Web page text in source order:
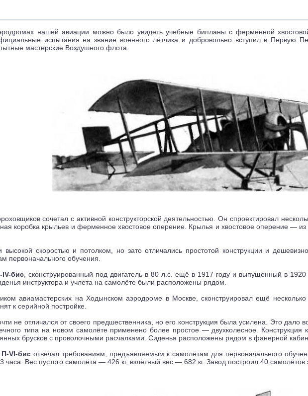
нашей авиации можно было увидеть учебные бипланы с ферменной
испытания на звание военного лётчика и добровольно вступил в Первую
мастерские Воздушного флота.
сочетал с активной конструкторской деятельностью. Он спроектировал
коробка крыльев и ферменное хвостовое оперение. Крылья и хвостовое оперение —
скоростью и потолком, но зато отличались простотой конструкции и
обучения.
IV-бис , сконструированный под двигатель в 80 л.с. ещё в 1917 году и выпущенный в
инструктора и учлета на самолёте были расположены рядом.
авиамастерских на Ходынском аэродроме в Москве, сконструировал ещё
к серийной постройке.
не отличался от своего предшественника, но его конструкция была усилена. Это
типа на новом самолёте применено более простое — двухколесное.
брусков с проволочными расчалками. Сиденья расположены рядом в фанерной
П-VI-бис отвечал требованиям, предъявляемым к самолётам для первоначального
Вес пустого самолёта — 426 кг, взлётный вес — 682 кг. Завод построил 40 самолётов